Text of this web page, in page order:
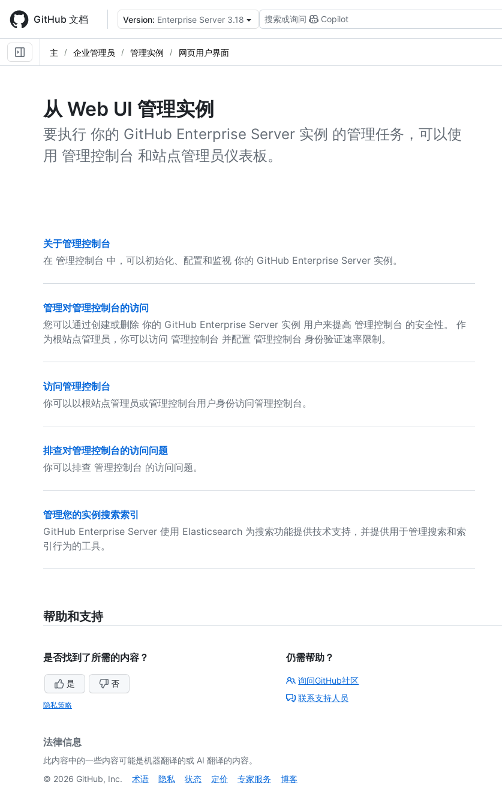
main
content
GitHub 文档 Version: Enterprise Server 3.18 搜索或询问 Copilot
主 企业管理员 管理实例 网页用户界面
从 Web UI 管理实例
要执行 你的 GitHub Enterprise Server 实例 的管理任务，可以使
用 管理控制台 和站点管理员仪表板。
关于管理控制台
在 管理控制台 中，可以初始化、配置和监视 你的 GitHub Enterprise Server 实例。
管理对管理控制台的访问
您可以通过创建或删除 你的 GitHub Enterprise Server 实例 用户来提高 管理控制台 的安全性。 作
为根站点管理员，你可以访问 管理控制台 并配置 管理控制台 身份验证速率限制。
访问管理控制台
你可以以根站点管理员或管理控制台用户身份访问管理控制台。
排查对管理控制台的访问问题
你可以排查 管理控制台 的访问问题。
管理您的实例搜索索引
GitHub Enterprise Server 使用 Elasticsearch 为搜索功能提供技术支持，并提供用于管理搜索和索
引行为的工具。
帮助和支持
是否找到了所需的内容？
是 否
隐私策略
仍需帮助？
询问GitHub社区
联系支持人员
法律信息
此内容中的一些内容可能是机器翻译的或 AI 翻译的内容。
© 2026 GitHub, Inc. 术语 隐私 状态 定价 专家服务 博客